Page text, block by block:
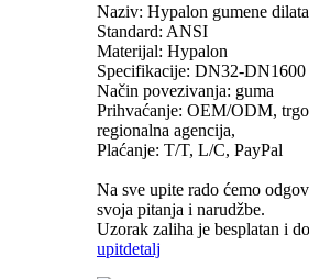
Naziv: Hypalon gumene
Standard: ANSI
Materijal: Hypalon
Specifikacije: DN32-DN1600
Način povezivanja: guma
Prihvaćanje: OEM/ODM,
regionalna agencija,
Plaćanje: T/T, L/C, PayPal
Na sve upite rado ćemo
svoja pitanja i narudžbe.
Uzorak zaliha je besplatan i
upitdetalj